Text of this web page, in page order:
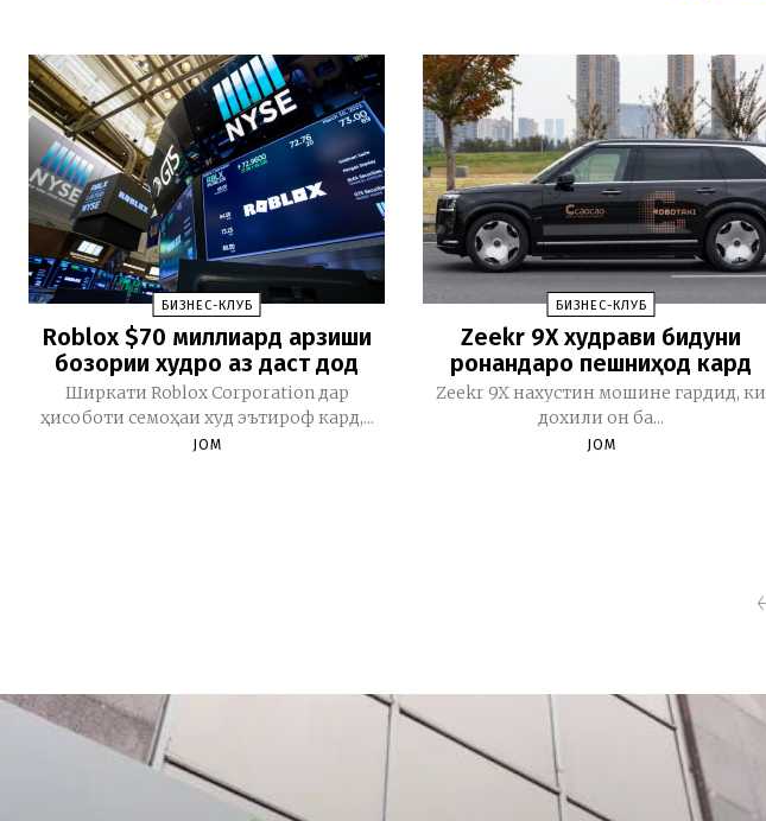
БИЗНЕС-КЛУБ
Roblox $70 миллиард арзиши
бозории худро аз даст дод
Ширкати Roblox Corporation дар
ҳисоботи семоҳаи худ эътироф кард,...
JOM
БИЗНЕС-КЛУБ
Zeekr 9X худрави бидуни
ронандаро пешниҳод кард
Zeekr 9X нахустин мошине гардид, ки
дохили он ба...
JOM